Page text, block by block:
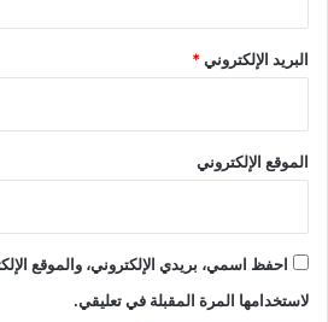
البريد الإلكتروني*
الموقع الإلكتروني
احفظ اسمي، بريدي الإلكتروني، والموقع
لاستخدامها المرة المقبلة في تعليقي.